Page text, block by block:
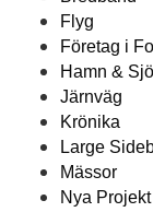
Flyg
Företag i
Hamn &
Järnväg
Krönika
Large
Mässor
Nya Projekt